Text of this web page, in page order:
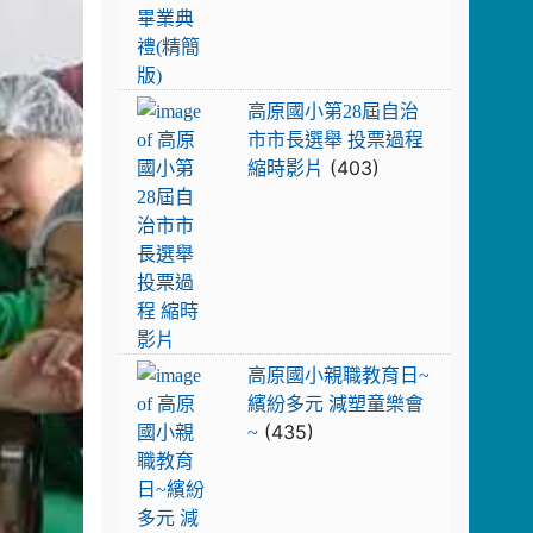
高原國小第28屆自治市市長選舉 投票
高原國小第28屆自治
市市長選舉 投票過程
縮時影片 (403)
高原國小親職教育日~繽紛多元 減塑
高原國小親職教育日~
繽紛多元 減塑童樂會
~ (435)